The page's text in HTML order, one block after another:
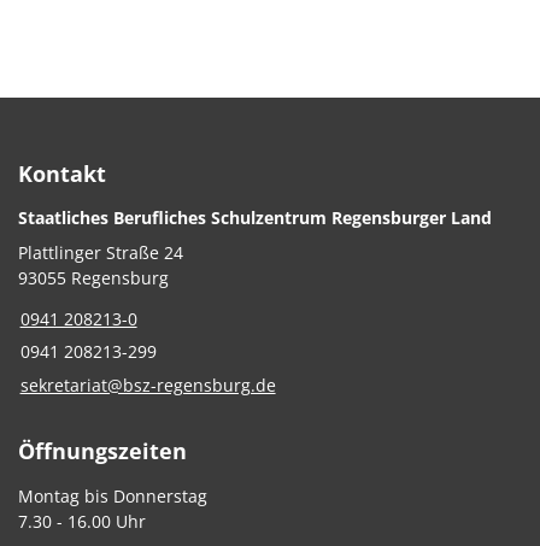
Kontakt
Staatliches Berufliches Schulzentrum Regensburger Land
Plattlinger Straße 24
93055 Regensburg
0941 208213-0
0941 208213-299
sekretariat@bsz-regensburg.de
Öffnungszeiten
Montag bis Donnerstag
7.30 - 16.00 Uhr